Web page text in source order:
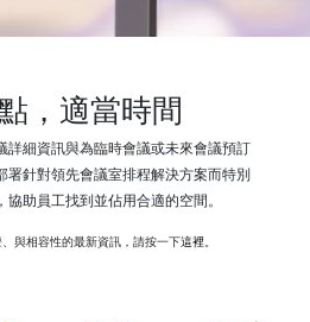
，適當時間
細資訊與為臨時會議或未來會議預訂
署針對領先會議室排程解決方案而特別
助員工找到並佔用合適的空間。
與相容性的最新資訊，請按一下這裡。